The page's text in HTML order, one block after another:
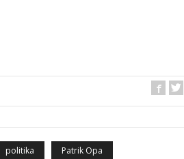
politika Patrik Opa